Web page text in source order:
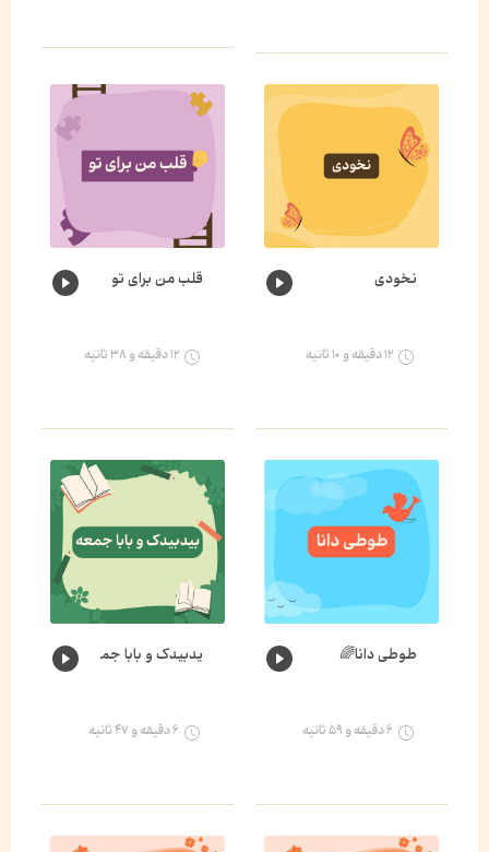
نخودی
۱۲ دقیقه و ۱۰ ثانیه
قلب من برای تو
۱۲ دقیقه و ۳۸ ثانیه
طوطی دانا🌈
۶ دقیقه و ۵۹ ثانیه
یدبیدک و بابا جمعه🐛🌈
۶ دقیقه و ۴۷ ثانیه